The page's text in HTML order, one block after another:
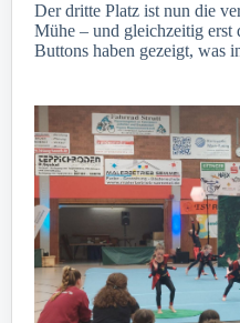
Der dritte Platz ist nun die
Mühe – und gleichzeitig
Buttons haben gezeigt, was